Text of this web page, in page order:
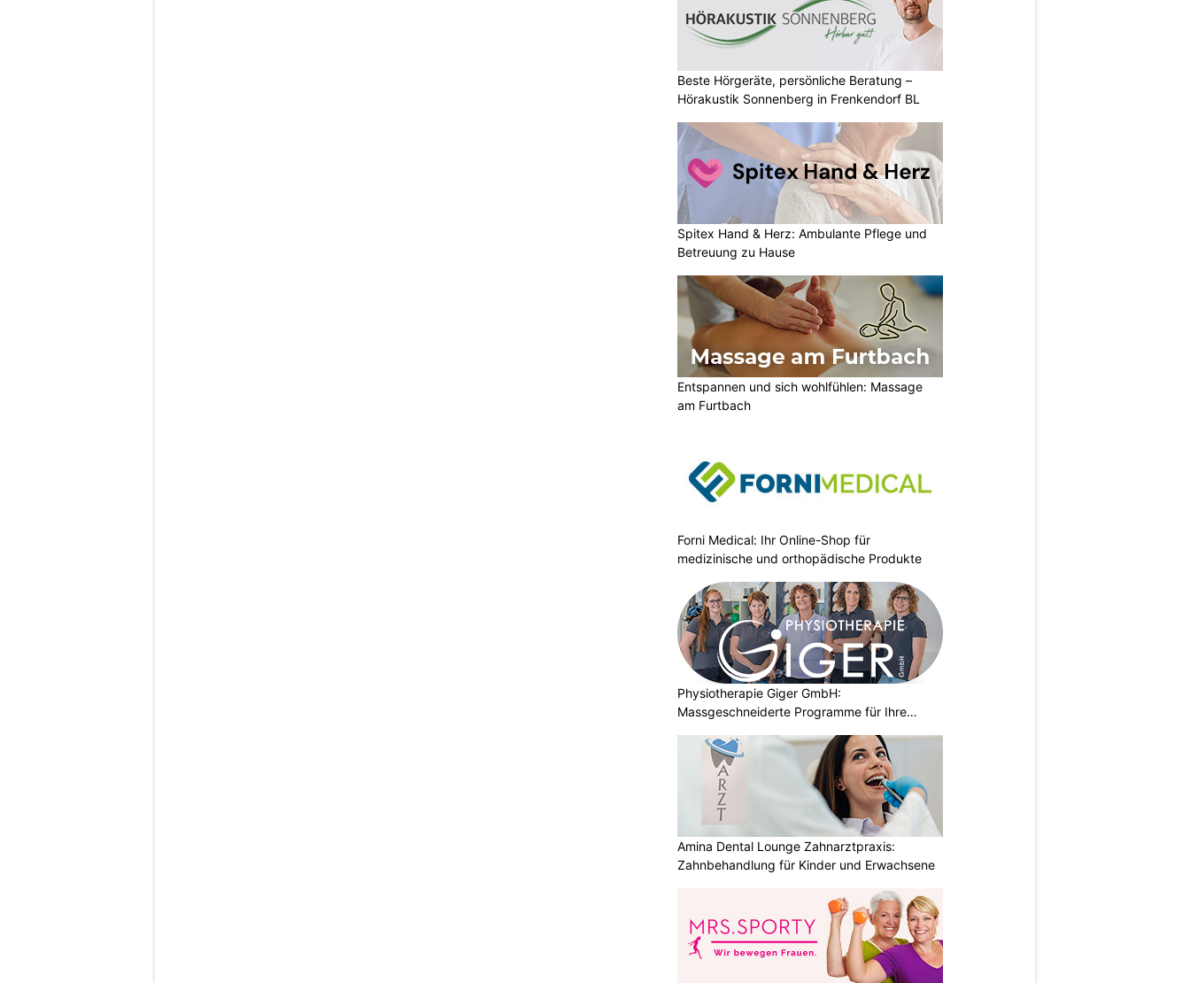
Beste Hörgeräte, persönliche Beratung –
Hörakustik Sonnenberg in Frenkendorf BL
Spitex Hand & Herz: Ambulante Pflege und
Betreuung zu Hause
Entspannen und sich wohlfühlen: Massage
am Furtbach
Forni Medical: Ihr Online-Shop für
medizinische und orthopädische Produkte
Physiotherapie Giger GmbH:
Massgeschneiderte Programme für Ihre
Amina Dental Lounge Zahnarztpraxis:
Zahnbehandlung für Kinder und Erwachsene